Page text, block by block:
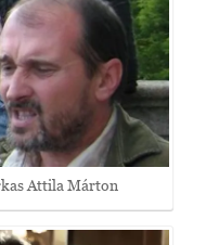
Attila Márton